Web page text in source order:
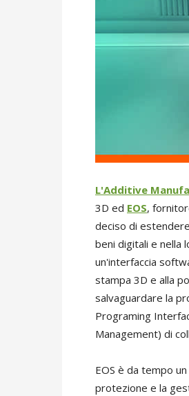
L'Additive
3D ed EOS,
deciso di
beni digitali e nella
un'interfaccia
stampa 3D e alla
salvaguardare la
Programing
Management) di
EOS è da tempo
protezione e la